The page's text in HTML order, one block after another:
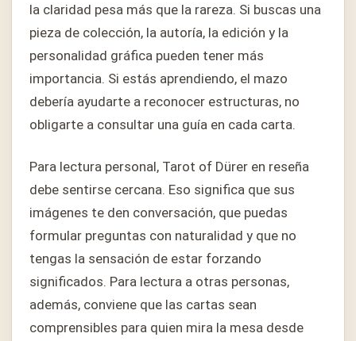
la claridad pesa más que la rareza. Si buscas una
pieza de colección, la autoría, la edición y la
personalidad gráfica pueden tener más
importancia. Si estás aprendiendo, el mazo
debería ayudarte a reconocer estructuras, no
obligarte a consultar una guía en cada carta.
Para lectura personal, Tarot of Dürer en reseña
debe sentirse cercana. Eso significa que sus
imágenes te den conversación, que puedas
formular preguntas con naturalidad y que no
tengas la sensación de estar forzando
significados. Para lectura a otras personas,
además, conviene que las cartas sean
comprensibles para quien mira la mesa desde